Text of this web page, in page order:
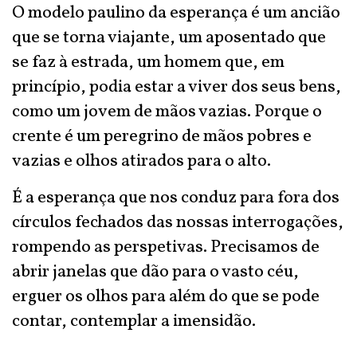
O modelo paulino da esperança é um ancião
que se torna viajante, um aposentado que
se faz à estrada, um homem que, em
princípio, podia estar a viver dos seus bens,
como um jovem de mãos vazias. Porque o
crente é um peregrino de mãos pobres e
vazias e olhos atirados para o alto.
É a esperança que nos conduz para fora dos
círculos fechados das nossas interrogações,
rompendo as perspetivas. Precisamos de
abrir janelas que dão para o vasto céu,
erguer os olhos para além do que se pode
contar, contemplar a imensidão.